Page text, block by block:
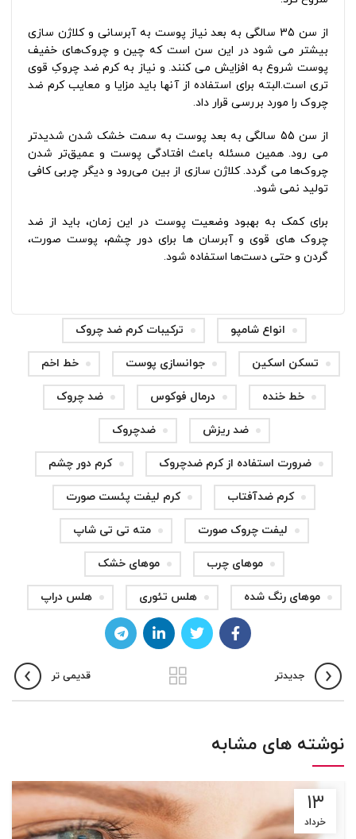
از سن 35 سالگی به بعد نیاز پوست به آبرسانی و کلاژن سازی
بیشتر می شود در این سن است که چین و چروک‌های خفیف
پوست شروع به افزایش می کنند. و نیاز به کرم ضد چروکِ قوی
تری است.البته برای استفاده از آنها باید مزایا و معایب کرم ضد
چروک را مورد بررسی قرار داد.
از سن 55 سالگی به بعد پوست به سمت خشک شدن شدیدتر
می رود. همین مسئله باعث افتادگی پوست و عمیق‌تر شدن
چروک‌ها می‌ گردد. کلاژن سازی از بین می‌رود و دیگر چربی کافی
تولید نمی شود.
برای کمک به بهبود وضعیت پوست در این زمان، باید از ضد
چروک‌ های قوی و آبرسان ها برای دور چشم، پوست صورت،
گردن و حتی دست‌ها استفاده شود.
انواع شامپو ترکیبات کرم ضد چروک
تسکن اسکین جوانسازی پوست خط اخم
خط خنده درمال فوکوس ضد چروک
ضد ریزش ضدچروک
ضرورت استفاده از کرم ضدچروک کرم دور چشم
کرم ضدآفتاب کرم لیفت پئست صورت
لیفت چروک صورت مته تی تی شاپ
موهای چرب موهای خشک
موهای رنگ شده هلس تئوری هلس دراپ
جدیدتر قدیمی تر
نوشته های مشابه
۱۳
خرداد